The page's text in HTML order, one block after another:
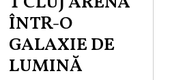
ÎNTR-O
GALAXIE DE
LUMINĂ